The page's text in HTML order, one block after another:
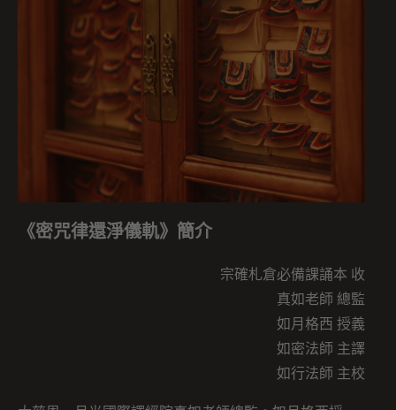
《密咒律還淨儀軌》簡介
宗確札倉必備課誦本 收
真如老師 總監
如月格西 授義
如密法師 主譯
如行法師 主校